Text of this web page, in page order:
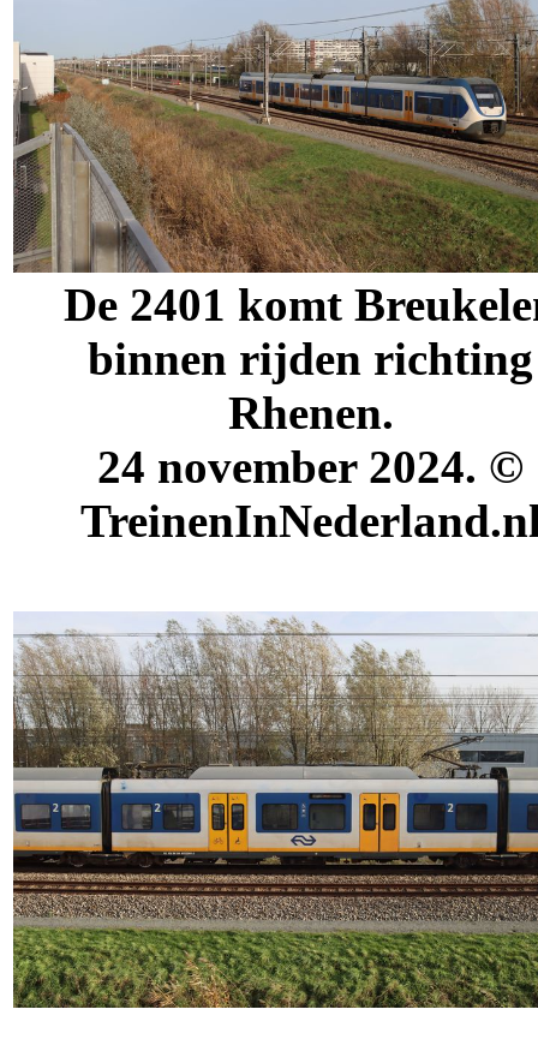
De 2401 komt
binnen rijden richting
Rhenen.
24 november 2024. ©